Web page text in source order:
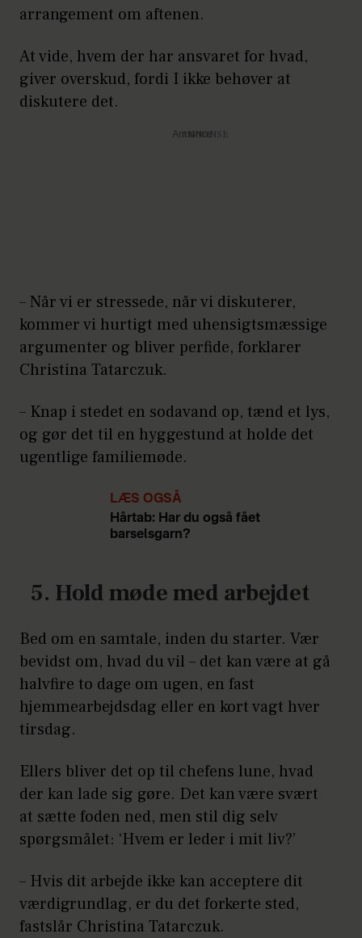
arrangement om aftenen.
At vide, hvem der har ansvaret for hvad,
giver overskud, fordi I ikke behøver at
diskutere det.
Annonce
– Når vi er stressede, når vi diskuterer,
kommer vi hurtigt med uhensigtsmæssige
argumenter og bliver perfide, forklarer
Christina Tatarczuk.
– Knap i stedet en sodavand op, tænd et lys,
og gør det til en hyggestund at holde det
ugentlige familiemøde.
LÆS OGSÅ
Hårtab: Har du også fået
barselsgarn?
5. Hold møde med arbejdet
Bed om en samtale, inden du starter. Vær
bevidst om, hvad du vil – det kan være at gå
halvfire to dage om ugen, en fast
hjemmearbejdsdag eller en kort vagt hver
tirsdag.
Ellers bliver det op til chefens lune, hvad
der kan lade sig gøre. Det kan være svært
at sætte foden ned, men stil dig selv
spørgsmålet: ‘Hvem er leder i mit liv?’
– Hvis dit arbejde ikke kan acceptere dit
værdigrundlag, er du det forkerte sted,
fastslår Christina Tatarczuk.